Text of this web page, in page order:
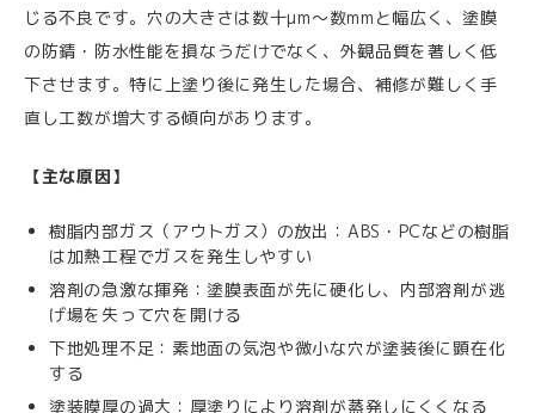
じる不良です。穴の大きさは数十μm〜数mmと幅広く、塗膜
の防錆・防水性能を損なうだけでなく、外観品質を著しく低
下させます。特に上塗り後に発生した場合、補修が難しく手
直し工数が増大する傾向があります。
【主な原因】
樹脂内部ガス（アウトガス）の放出：ABS・PCなどの樹脂
は加熱工程でガスを発生しやすい
溶剤の急激な揮発：塗膜表面が先に硬化し、内部溶剤が逃
げ場を失って穴を開ける
下地処理不足：素地面の気泡や微小な穴が塗装後に顕在化
する
塗装膜厚の過大：厚塗りにより溶剤が蒸発しにくくなる